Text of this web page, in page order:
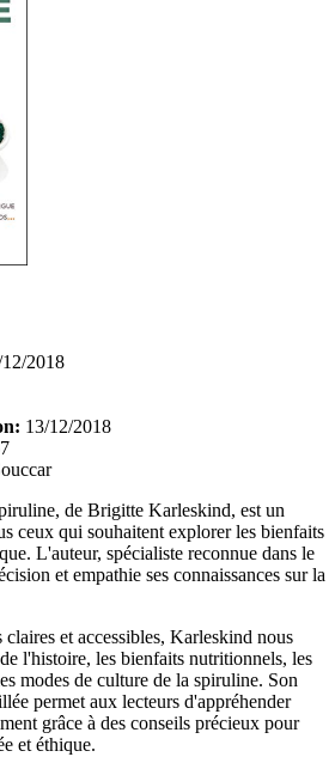
2018
13/12/2018
de Brigitte Karleskind, est un
ceux qui souhaitent explorer les bienfaits
L'auteur, spécialiste reconnue dans le
et empathie ses connaissances sur la
et accessibles, Karleskind nous
l'histoire, les bienfaits nutritionnels, les
modes de culture de la spiruline. Son
permet aux lecteurs d'appréhender
grâce à des conseils précieux pour
et éthique.